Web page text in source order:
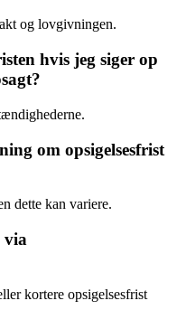
og lovgivningen.
hvis jeg siger op
om opsigelsesfrist
dette kan variere.
via
kortere opsigelsesfrist